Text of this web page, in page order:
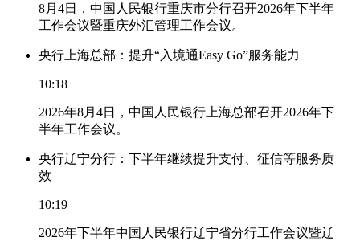
8月4日，中国人民银行重庆市分行召开2026年下半年
工作会议暨重庆外汇管理工作会议。
央行上海总部：提升“入境通Easy Go”服务能力
10:18
2026年8月4日，中国人民银行上海总部召开2026年下
半年工作会议。
央行辽宁分行：下半年继续提升支付、征信等服务质
效
10:19
2026年下半年中国人民银行辽宁省分行工作会议暨辽